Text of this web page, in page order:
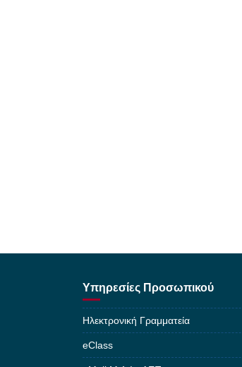
Υπηρεσίες Προσωπικού
Ηλεκτρονική Γραμματεία
eClass